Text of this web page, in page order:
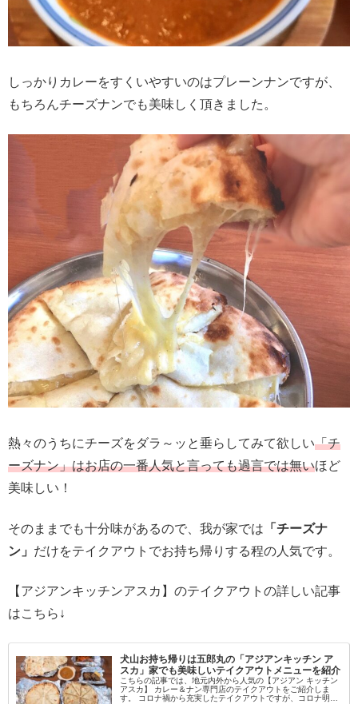
しっかりカレーをすくいやすいのはプレーンナンですが、
もちろんチーズナンでも美味しく頂きました。
熱々のうちにチーズをダラ～ッと垂らしてみて欲しい「チ
ーズナン」はお店の一番人気と言っても過言では無いほど
美味しい！
そのままでも十分味があるので、我が家では 「チーズナ
ン」 だけをテイクアウトでお持ち帰りする程の人気です。
【アジアンキッチンアスカ】のテイクアウトの詳しい記事
はこちら↓
犬山お持ち帰りは五郎丸の「アジアンキッチン ア
スカ」家でも美味しいテイクアウトメニューを紹介
こちらの記事では、地元内外から人気の【アジアン キッチン
アスカ】 カレー＆ナン専門店のテイクアウトをご紹介しま
す。 コロナ禍から充実したテイクアウトですが、コロナ明け